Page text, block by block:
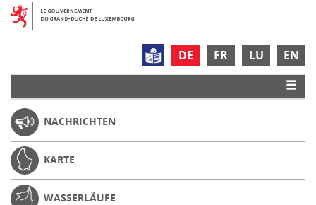
DE FR LU EN
NACHRICHTEN
KARTE
WASSERLÄUFE